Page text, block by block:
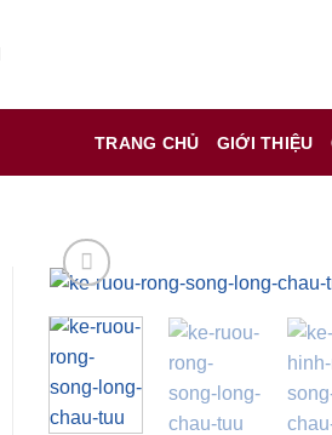
và phụ nữ đang mang thai.
hay không?
TRANG CHỦ GIỚI THIỆU